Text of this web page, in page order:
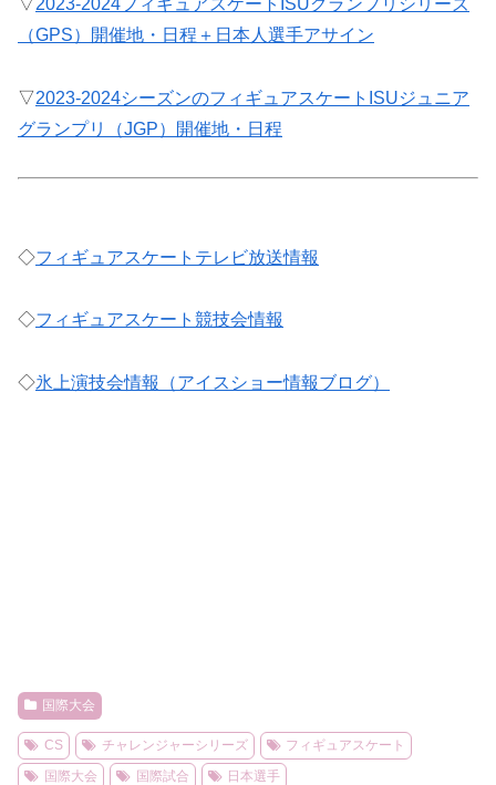
▽ 2023-2024フィギュアスケートISUグランプリシリーズ
（GPS）開催地・日程＋日本人選手アサイン
▽2023-2024シーズンのフィギュアスケートISUジュニア
グランプリ（JGP）開催地・日程
◇フィギュアスケートテレビ放送情報
◇フィギュアスケート競技会情報
◇氷上演技会情報（アイスショー情報ブログ）
国際大会
CS チャレンジャーシリーズ
フィギュアスケート
国際大会
国際試合 日本選手